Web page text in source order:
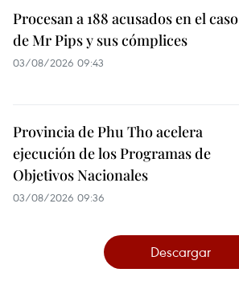
Procesan a 188 acusados en el caso
de Mr Pips y sus cómplices
03/08/2026 09:43
Provincia de Phu Tho acelera
ejecución de los Programas de
Objetivos Nacionales
03/08/2026 09:36
Descargar